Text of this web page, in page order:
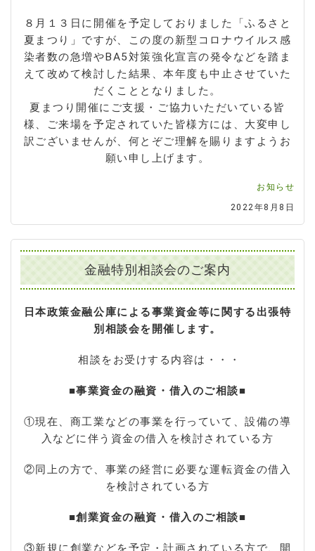
８月１３日に開催を予定しておりました「ふるさと
夏まつり」ですが、この度の新型コロナウイルス感
染者数の急増やBA5対策強化宣言の発令などを踏ま
えて改めて検討した結果、本年度も中止させていた
だくこととなりました。
夏まつり開催にご支援・ご協力いただいている皆
様、ご来場を予定されていた皆様方には、大変申し
訳ございませんが、何とぞご理解を賜りますようお
願い申し上げます。
お知らせ
2022年8月8日
金融特別相談会のご案内
日本政策金融公庫による事業資金等に関する出張特
別相談会を開催します。
相談をお受けする内容は・・・
■事業資金の融資・借入のご相談■
①現在、商工業などの事業を行っていて、設備の導
入などに伴う資金の借入を検討されている方
②同上の方で、事業の経営に必要な運転資金の借入
を検討されている方
■創業資金の融資・借入のご相談■
③新規に創業などを予定・計画されている方で、開